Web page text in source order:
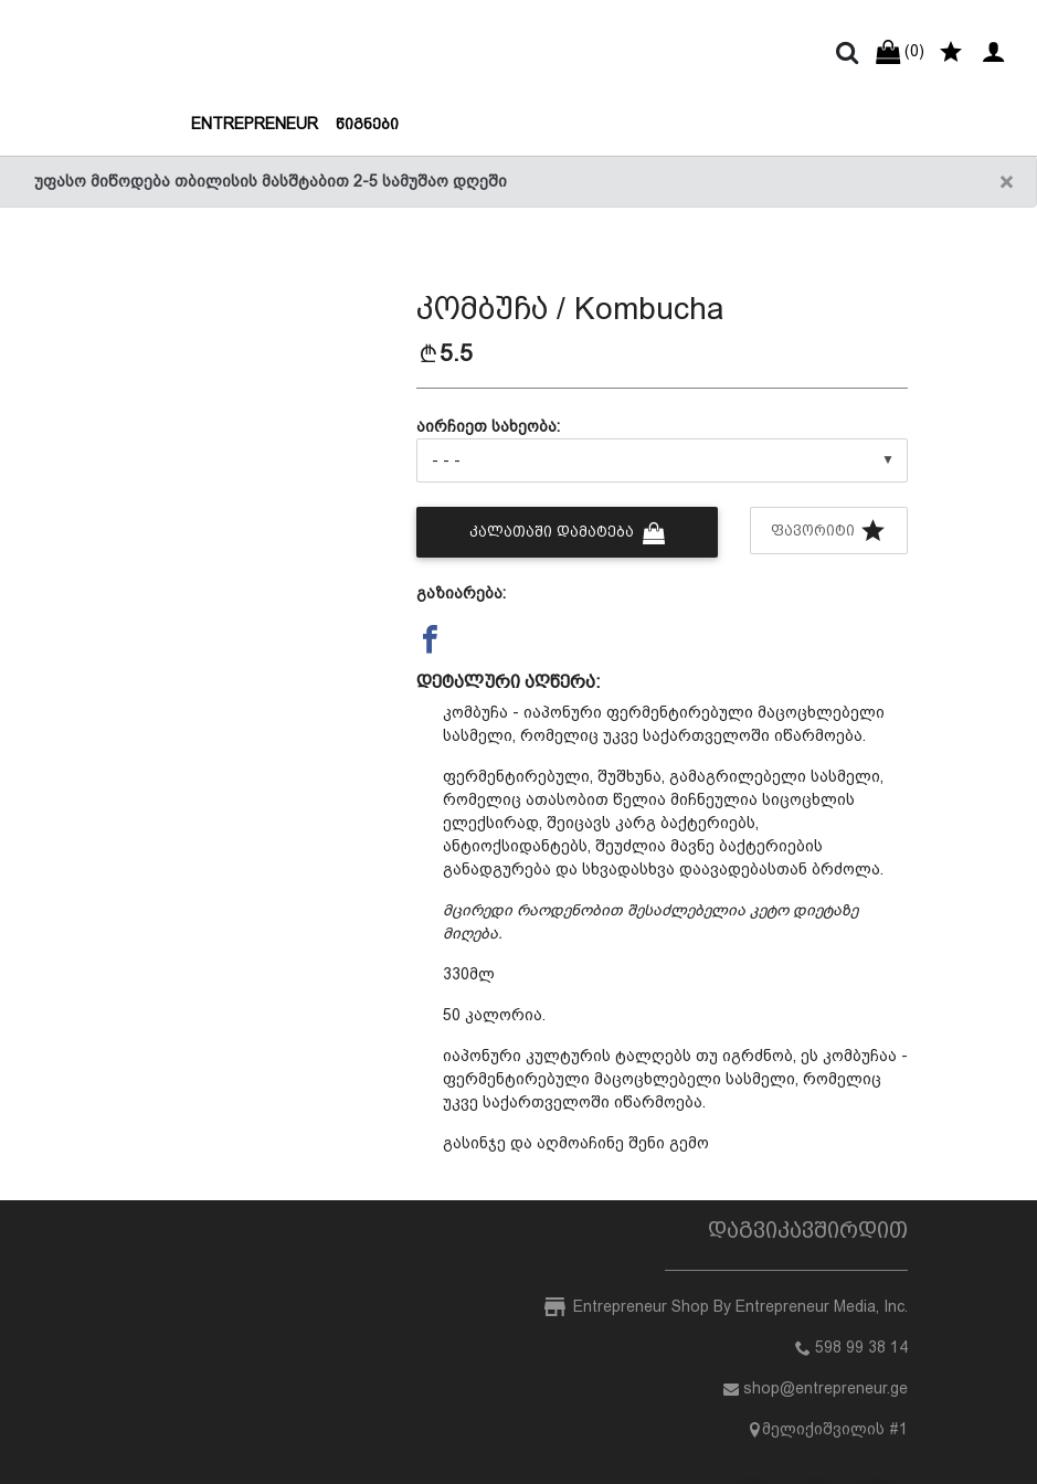
×
უფასო მიწოდება თბილისის მასშტაბით 2-5 სამუშაო დღეში
(0)
ENTREPRENEUR(CURRENT)
ᲬᲘᲒᲜᲔᲑᲘ(CURRENT)
კომბუჩა / Kombucha
5.5
აირჩიეთ სახეობა:
▼
ᲙᲐᲚᲐᲗᲐᲨᲘ ᲓᲐᲛᲐᲢᲔᲑᲐ ᲤᲐᲕᲝᲠᲘᲢᲘ
გაზიარება:
დეტალური აღწერა:
კომბუჩა - იაპონური ფერმენტირებული მაცოცხლებელი
სასმელი, რომელიც უკვე საქართველოში იწარმოება.
ფერმენტირებული, შუშხუნა, გამაგრილებელი სასმელი,
რომელიც ათასობით წელია მიჩნეულია სიცოცხლის
ელექსირად, შეიცავს კარგ ბაქტერიებს,
ანტიოქსიდანტებს, შეუძლია მავნე ბაქტერიების
განადგურება და სხვადასხვა დაავადებასთან ბრძოლა.
მცირედი რაოდენობით შესაძლებელია კეტო დიეტაზე
მიღება.
330მლ
50 კალორია.
იაპონური კულტურის ტალღებს თუ იგრძნობ, ეს კომბუჩაა -
ფერმენტირებული მაცოცხლებელი სასმელი, რომელიც
უკვე საქართველოში იწარმოება.
გასინჯე და აღმოაჩინე შენი გემო
დაგვიკავშირდით
Entrepreneur Shop By Entrepreneur Media, Inc.
598 99 38 14
shop@entrepreneur.ge
მელიქიშვილის #1